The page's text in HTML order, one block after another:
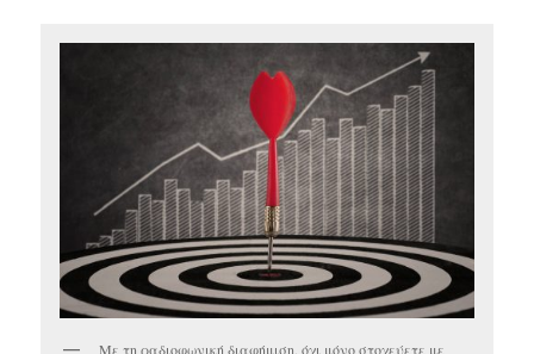
Με τη ραδιοφωνική διαφήμιση, όχι μόνο στοχεύετε με